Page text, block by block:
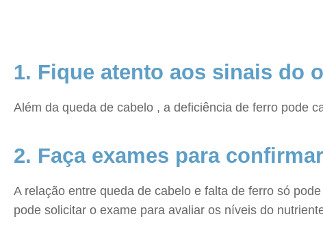
1. Fique atento aos sinais do
Além da queda de cabelo , a deficiência de ferro pode
2. Faça exames para
A relação entre queda de cabelo e falta de ferro só
pode solicitar o exame para avaliar os níveis do